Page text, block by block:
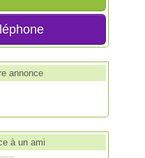
annonce
à un ami